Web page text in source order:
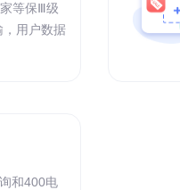
等保Ⅲ级
，用户数据
和400电